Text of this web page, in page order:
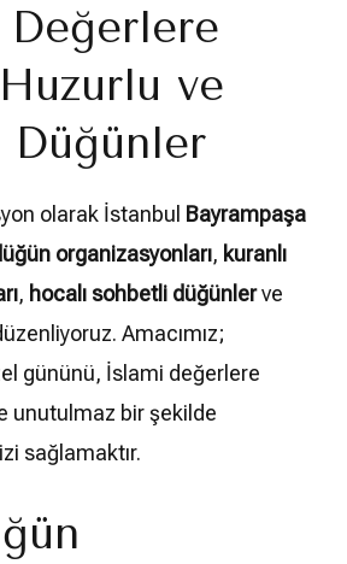
ve
Düğünler
olarak İstanbul Bayrampaşa
organizasyonları, kuranlı
, hocalı sohbetli düğünlerve
Amacımız;
gününü, İslami değerlere
unutulmaz bir şekilde
sağlamaktır.